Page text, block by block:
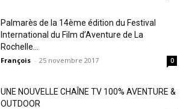
Palmarès de la 14ème édition du Festival
International du Film d’Aventure de La
Rochelle...
François - 25 novembre 2017 0
UNE NOUVELLE CHAÎNE TV 100% AVENTURE &
OUTDOOR